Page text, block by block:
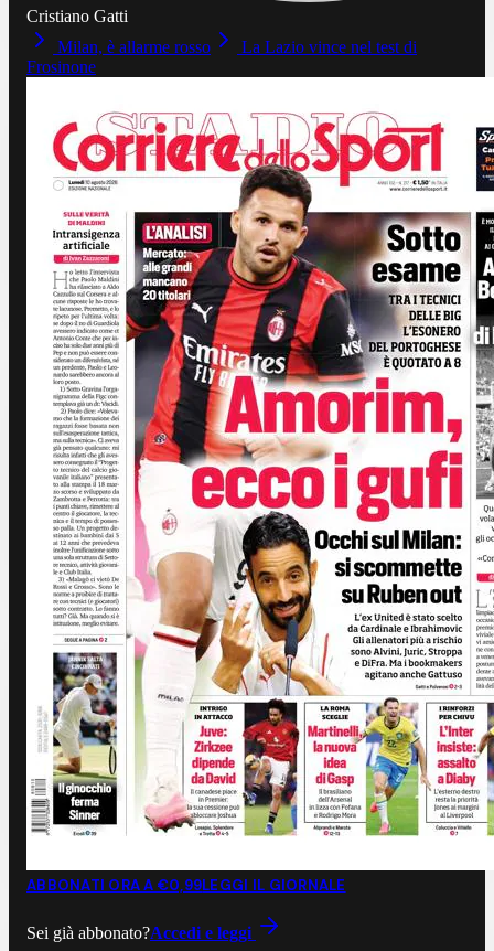
Cristiano Gatti
Milan, è allarme rosso
La Lazio vince nel test di
Frosinone
ABBONATI ORA A €0,99LEGGI IL GIORNALE
Sei già abbonato?Accedi e leggi